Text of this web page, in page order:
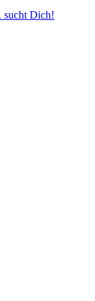
sucht Dich!